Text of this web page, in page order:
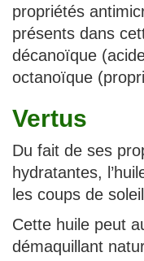
propriétés
présents dans
décanoïque
octanoïque
Vertus
Du fait de ses
hydratantes,
les coups de
Cette huile peut
démaquillant